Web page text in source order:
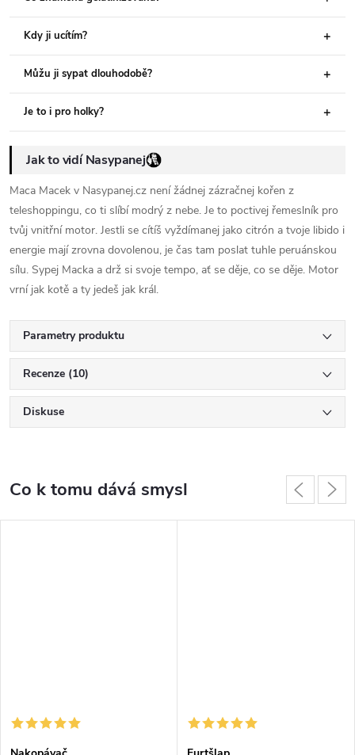
Kdy ji ucítím?
Můžu ji sypat dlouhodobě?
Je to i pro holky?
Jak to vidí Nasypanej
Maca Macek v Nasypanej.cz není žádnej zázračnej kořen z
teleshoppingu, co ti slíbí modrý z nebe. Je to poctivej řemeslník pro
tvůj vnitřní motor. Jestli se cítíš vyždímanej jako citrón a tvoje libido i
energie mají zrovna dovolenou, je čas tam poslat tuhle peruánskou
sílu. Sypej Macka a drž si svoje tempo, ať se děje, co se děje. Motor
vrní jak kotě a ty jedeš jak král.
Parametry produktu
Recenze (10)
Diskuse
Co k tomu dává smysl